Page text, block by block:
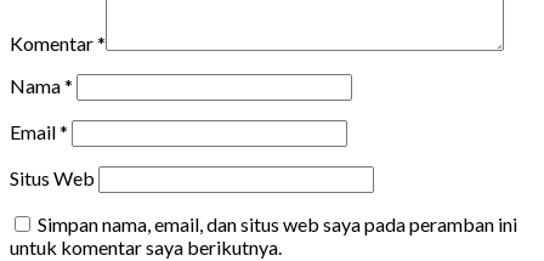
Komentar*
Nama*
Email*
Situs Web
Simpan nama, email, dan situs web saya pada peramban ini
untuk komentar saya berikutnya.